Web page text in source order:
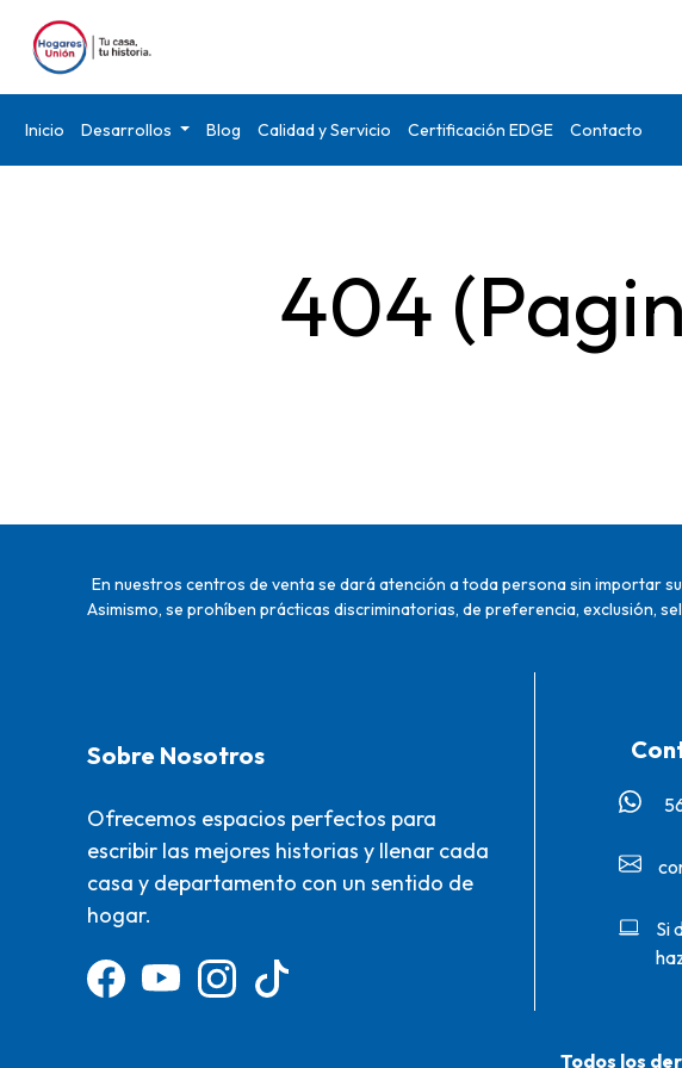
Inicio Desarrollos Blog Calidad y Servicio Certificación EDGE Contacto
404
En nuestros centros de venta se dará atención a toda persona sin importar
Asimismo, se prohíben prácticas discriminatorias, de preferencia, exclusión,
Sobre Nosotros
Ofrecemos espacios perfectos para
escribir las mejores historias y llenar cada
casa y departamento con un sentido de
hogar.
Si
Todos los